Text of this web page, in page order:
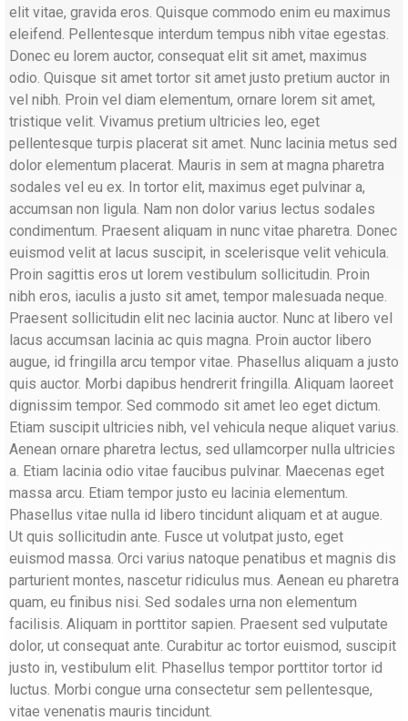
elit vitae, gravida eros. Quisque commodo enim eu maximus
eleifend. Pellentesque interdum tempus nibh vitae egestas.
Donec eu lorem auctor, consequat elit sit amet, maximus
odio. Quisque sit amet tortor sit amet justo pretium auctor in
vel nibh. Proin vel diam elementum, ornare lorem sit amet,
tristique velit. Vivamus pretium ultricies leo, eget
pellentesque turpis placerat sit amet. Nunc lacinia metus sed
dolor elementum placerat. Mauris in sem at magna pharetra
sodales vel eu ex. In tortor elit, maximus eget pulvinar a,
accumsan non ligula. Nam non dolor varius lectus sodales
condimentum. Praesent aliquam in nunc vitae pharetra. Donec
euismod velit at lacus suscipit, in scelerisque velit vehicula.
Proin sagittis eros ut lorem vestibulum sollicitudin. Proin
nibh eros, iaculis a justo sit amet, tempor malesuada neque.
Praesent sollicitudin elit nec lacinia auctor. Nunc at libero vel
lacus accumsan lacinia ac quis magna. Proin auctor libero
augue, id fringilla arcu tempor vitae. Phasellus aliquam a justo
quis auctor. Morbi dapibus hendrerit fringilla. Aliquam laoreet
dignissim tempor. Sed commodo sit amet leo eget dictum.
Etiam suscipit ultricies nibh, vel vehicula neque aliquet varius.
Aenean ornare pharetra lectus, sed ullamcorper nulla ultricies
a. Etiam lacinia odio vitae faucibus pulvinar. Maecenas eget
massa arcu. Etiam tempor justo eu lacinia elementum.
Phasellus vitae nulla id libero tincidunt aliquam et at augue.
Ut quis sollicitudin ante. Fusce ut volutpat justo, eget
euismod massa. Orci varius natoque penatibus et magnis dis
parturient montes, nascetur ridiculus mus. Aenean eu pharetra
quam, eu finibus nisi. Sed sodales urna non elementum
facilisis. Aliquam in porttitor sapien. Praesent sed vulputate
dolor, ut consequat ante. Curabitur ac tortor euismod, suscipit
justo in, vestibulum elit. Phasellus tempor porttitor tortor id
luctus. Morbi congue urna consectetur sem pellentesque,
vitae venenatis mauris tincidunt.